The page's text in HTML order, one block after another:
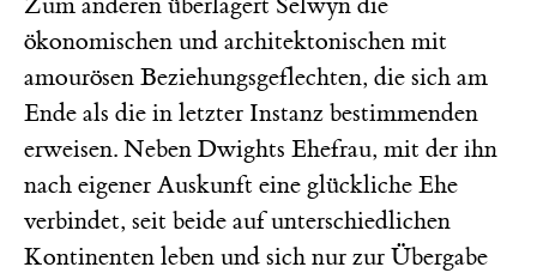
ökonomischen und architektonischen mit
amourösen Beziehungsgeflechten, die sich am
Ende als die in letzter Instanz bestimmenden
erweisen. Neben Dwights Ehefrau, mit der ihn
nach eigener Auskunft eine glückliche Ehe
verbindet, seit beide auf unterschiedlichen
Kontinenten leben und sich nur zur Übergabe